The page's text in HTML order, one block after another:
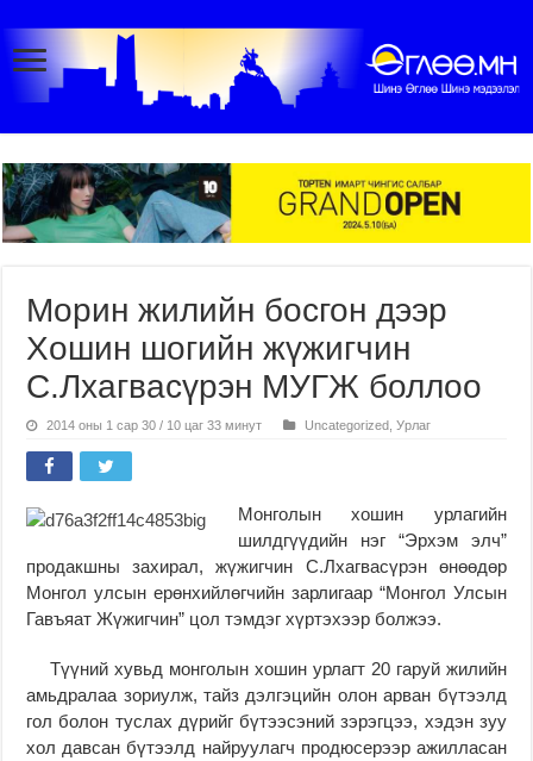
Морин жилийн босгон дээр
Хошин шогийн жүжигчин
С.Лхагвасүрэн МУГЖ боллоо
2014 оны 1 сар 30 / 10 цаг 33 минут Uncategorized ,Урлаг
Монголын хошин урлагийн
шилдгүүдийн нэг “Эрхэм элч”
продакшны захирал, жүжигчин С.Лхагвасүрэн өнөөдөр
Монгол улсын ерөнхийлөгчийн зарлигаар “Монгол Улсын
Гавъяат Жүжигчин” цол тэмдэг хүртэхээр болжээ.
Түүний хувьд монголын хошин урлагт 20 гаруй жилийн
амьдралаа зориулж, тайз дэлгэцийн олон арван бүтээлд
гол болон туслах дүрийг бүтээсэний зэрэгцээ, хэдэн зуу
хол давсан бүтээлд найруулагч продюсерээр ажилласан